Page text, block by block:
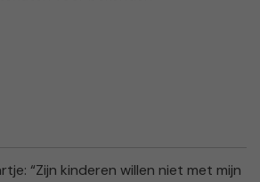
“Zijn kinderen willen niet met mijn